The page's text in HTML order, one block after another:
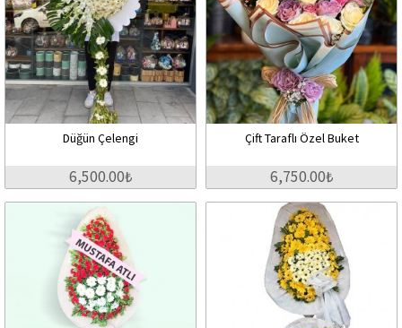
Düğün Çelengi
6,500.00₺
Çift Taraflı Özel Buket
6,750.00₺